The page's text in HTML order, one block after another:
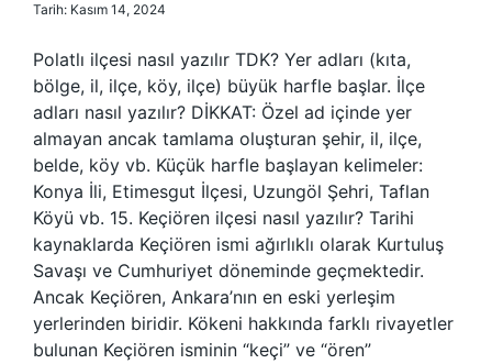
Tarih: Kasım 14, 2024
Polatlı ilçesi nasıl yazılır TDK? Yer adları (kıta,
bölge, il, ilçe, köy, ilçe) büyük harfle başlar. İlçe
adları nasıl yazılır? DİKKAT: Özel ad içinde yer
almayan ancak tamlama oluşturan şehir, il, ilçe,
belde, köy vb. Küçük harfle başlayan kelimeler:
Konya İli, Etimesgut İlçesi, Uzungöl Şehri, Taflan
Köyü vb. 15. Keçiören ilçesi nasıl yazılır? Tarihi
kaynaklarda Keçiören ismi ağırlıklı olarak Kurtuluş
Savaşı ve Cumhuriyet döneminde geçmektedir.
Ancak Keçiören, Ankara’nın en eski yerleşim
yerlerinden biridir. Kökeni hakkında farklı rivayetler
bulunan Keçiören isminin “keçi” ve “ören”